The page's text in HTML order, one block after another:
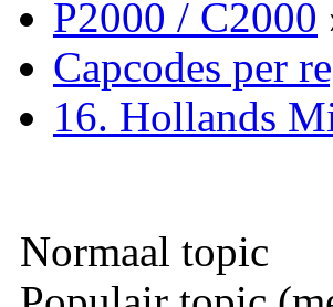
P2000 / C2000
Capcodes per
16. Hollands
Normaal topic